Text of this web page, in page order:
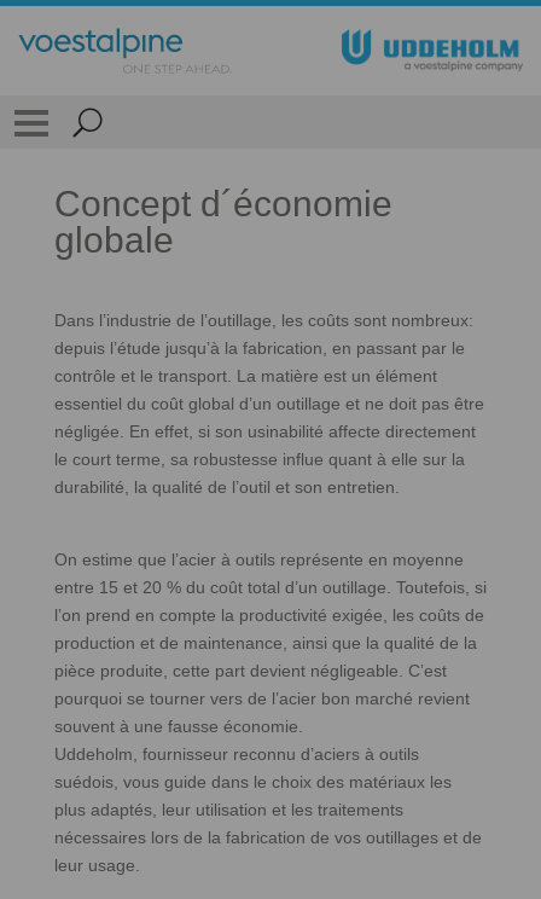
Concept d´économie
globale
Dans l’industrie de l’outillage, les coûts sont nombreux:
depuis l’étude jusqu’à la fabrication, en passant par le
contrôle et le transport. La matière est un élément
essentiel du coût global d’un outillage et ne doit pas être
négligée. En effet, si son usinabilité affecte directement
le court terme, sa robustesse influe quant à elle sur la
durabilité, la qualité de l’outil et son entretien.
On estime que l’acier à outils représente en moyenne
entre 15 et 20 % du coût total d’un outillage. Toutefois, si
l’on prend en compte la productivité exigée, les coûts de
production et de maintenance, ainsi que la qualité de la
pièce produite, cette part devient négligeable. C’est
pourquoi se tourner vers de l’acier bon marché revient
souvent à une fausse économie.
Uddeholm, fournisseur reconnu d’aciers à outils
suédois, vous guide dans le choix des matériaux les
plus adaptés, leur utilisation et les traitements
nécessaires lors de la fabrication de vos outillages et de
leur usage.